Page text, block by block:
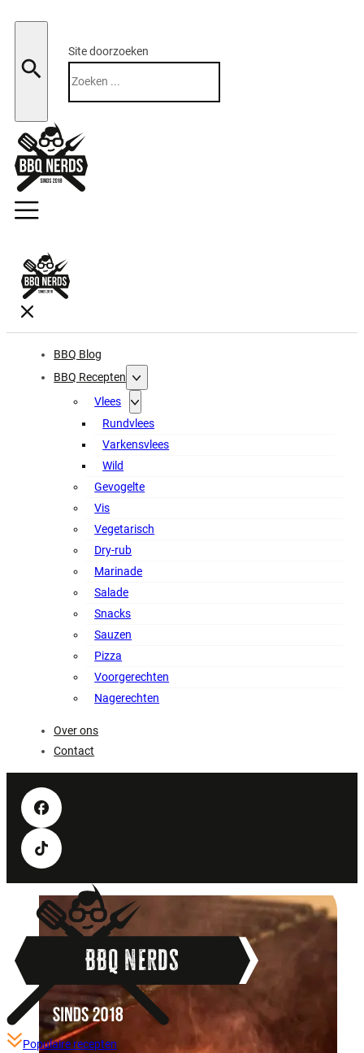
Site doorzoeken
BBQ Blog
BBQ Recepten
Vlees
Rundvlees
Varkensvlees
Wild
Gevogelte
Vis
Vegetarisch
Dry-rub
Marinade
Salade
Snacks
Sauzen
Pizza
Voorgerechten
Nagerechten
Over ons
Contact
BBQ Nerds
Populaire recepten